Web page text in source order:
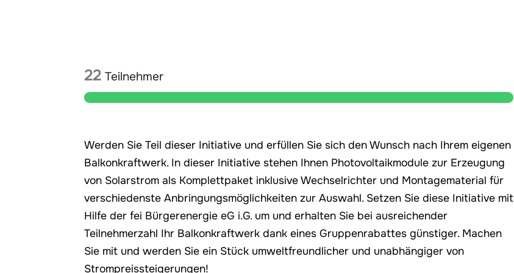
22 Teilnehmer
Werden Sie Teil dieser Initiative und erfüllen Sie sich den Wunsch nach Ihrem eigenen
Balkonkraftwerk. In dieser Initiative stehen Ihnen Photovoltaikmodule zur Erzeugung
von Solarstrom als Komplettpaket inklusive Wechselrichter und Montagematerial für
verschiedenste Anbringungsmöglichkeiten zur Auswahl. Setzen Sie diese Initiative mit
Hilfe der fei Bürgerenergie eG i.G. um und erhalten Sie bei ausreichender
Teilnehmerzahl Ihr Balkonkraftwerk dank eines Gruppenrabattes günstiger. Machen
Sie mit und werden Sie ein Stück umweltfreundlicher und unabhängiger von
Strompreissteigerungen!